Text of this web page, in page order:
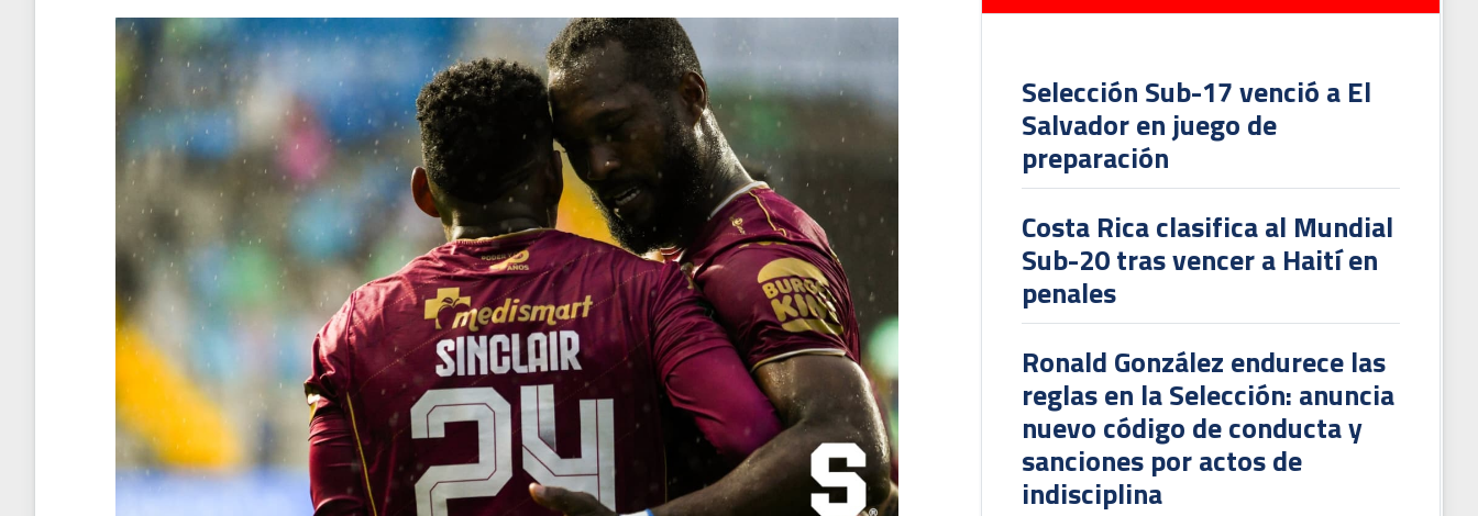
Selección Sub-17 venció a El
Salvador en juego de
preparación
Costa Rica clasifica al Mundial
Sub-20 tras vencer a Haití en
penales
Ronald González endurece las
reglas en la Selección: anuncia
nuevo código de conducta y
sanciones por actos de
indisciplina